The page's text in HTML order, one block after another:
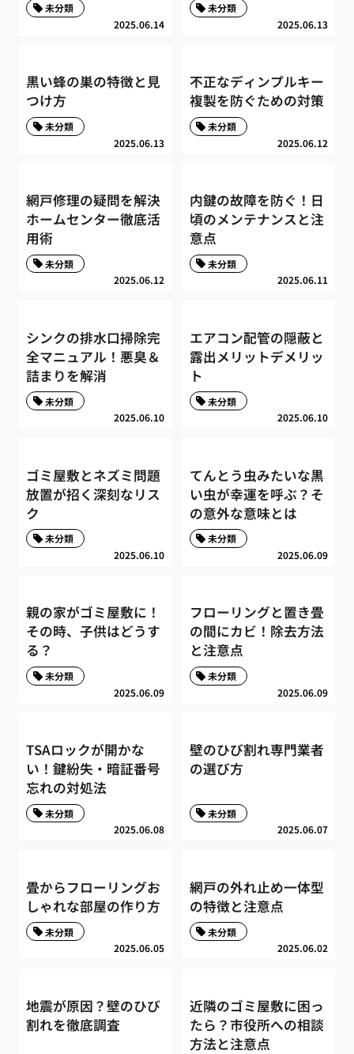
2025.06.14
未分類
2025.06.13
未分類
黒い蜂の巣の特徴と見
つけ方
2025.06.13
未分類
不正なディンプルキー
複製を防ぐための対策
2025.06.12
未分類
網戸修理の疑問を解決
ホームセンター徹底活
用術
2025.06.12
未分類
内鍵の故障を防ぐ！日
頃のメンテナンスと注
意点
2025.06.11
未分類
シンクの排水口掃除完
全マニュアル！悪臭＆
詰まりを解消
2025.06.10
未分類
エアコン配管の隠蔽と
露出メリットデメリッ
ト
2025.06.10
未分類
ゴミ屋敷とネズミ問題
放置が招く深刻なリス
ク
2025.06.10
未分類
てんとう虫みたいな黒
い虫が幸運を呼ぶ？そ
の意外な意味とは
2025.06.09
未分類
親の家がゴミ屋敷に！
その時、子供はどうす
る？
2025.06.09
未分類
フローリングと置き畳
の間にカビ！除去方法
と注意点
2025.06.09
未分類
TSAロックが開かな
い！鍵紛失・暗証番号
忘れの対処法
2025.06.08
未分類
壁のひび割れ専門業者
の選び方
2025.06.07
未分類
畳からフローリングお
しゃれな部屋の作り方
2025.06.05
未分類
網戸の外れ止め一体型
の特徴と注意点
2025.06.02
未分類
地震が原因？壁のひび
割れを徹底調査
近隣のゴミ屋敷に困っ
たら？市役所への相談
方法と注意点